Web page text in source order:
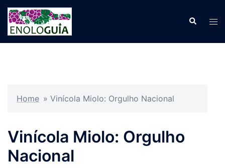
Pular
para
conteúdo
Search
Home » Vinícola Miolo: Orgulho Nacional
Vinícola Miolo: Orgulho
Nacional